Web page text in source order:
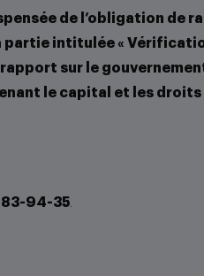
de l’obligation de
partie intitulée «
sur le
le capital et les droits
83-94-35